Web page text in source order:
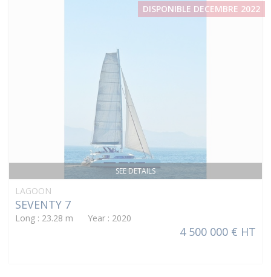
SEE DETAILS
DISPONIBLE DECEMBRE 2022
LAGOON
SEVENTY 7
Long : 23.28 m Year : 2020
4 500 000 € HT